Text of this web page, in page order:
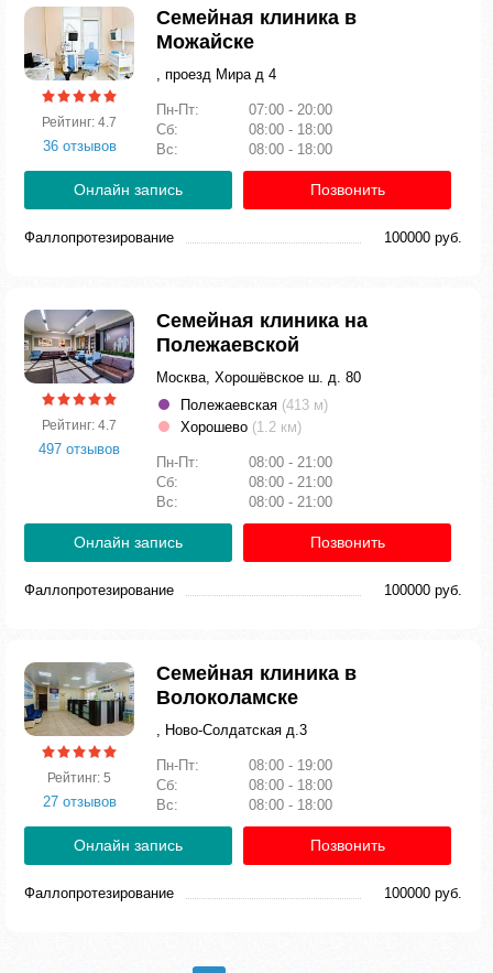
Рейтинг: 4.7
36 отзывов
Семейная клиника в
Можайске
, проезд Мира д 4
Пн-Пт:
07:00 - 20:00
Сб:
08:00 - 18:00
Вс:
08:00 - 18:00
Онлайн запись Позвонить
Фаллопротезирование 100000 руб.
Рейтинг: 4.7
497 отзывов
Семейная клиника на
Полежаевской
Москва, Хорошёвское ш. д. 80
Полежаевская (413 м)
Хорошево (1.2 км)
Пн-Пт:
08:00 - 21:00
Сб:
08:00 - 21:00
Вс:
08:00 - 21:00
Онлайн запись Позвонить
Фаллопротезирование 100000 руб.
Рейтинг: 5
27 отзывов
Семейная клиника в
Волоколамске
, Ново-Солдатская д.3
Пн-Пт:
08:00 - 19:00
Сб:
08:00 - 18:00
Вс:
08:00 - 18:00
Онлайн запись Позвонить
Фаллопротезирование 100000 руб.